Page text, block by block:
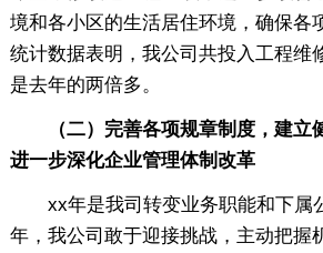
境和各小区的生活居住环境，确保各
统计数据表明，我公司共投入工程维
是去年的两倍多。
（二）完善各项规章制度，建立
进一步深化企业管理体制改革
xx年是我司转变业务职能和下属
年，我公司敢于迎接挑战，主动把握